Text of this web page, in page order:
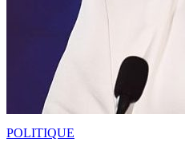
POLITIQUE